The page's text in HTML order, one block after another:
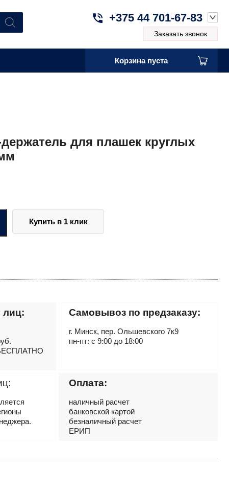
+375 44 701-67-83
Заказать звонок
Корзина пуста
держатель для плашек круглых
Купить в 1 клик
лиц:
БЕСПЛАТНО
Самовывоз по предзаказу:
г. Минск, пер. Ольшевского 7к9
пн-пт: с 9:00 до 18:00
Оплата:
наличный расчет
банковской картой
безналичный расчет
ЕРИП